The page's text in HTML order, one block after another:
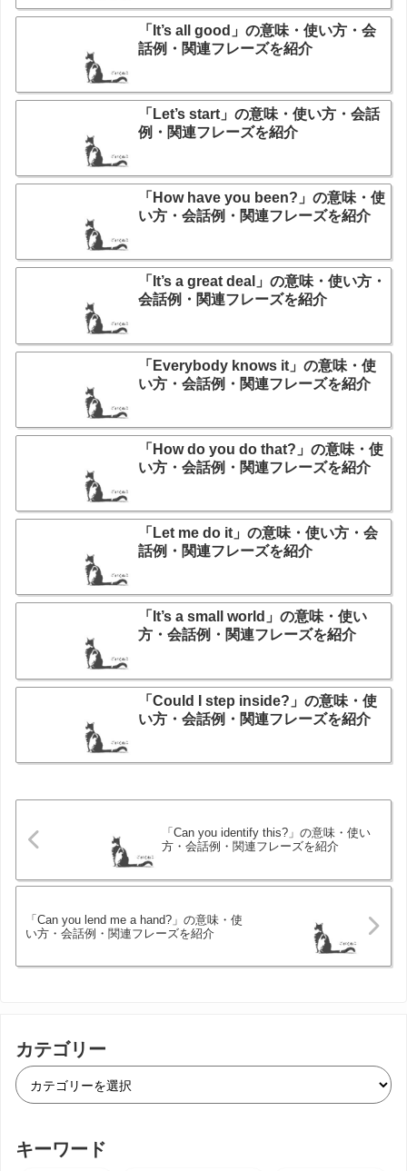
「It’s all good」の意味・使い方・会
話例・関連フレーズを紹介
「Let’s start」の意味・使い方・会話
例・関連フレーズを紹介
「How have you been?」の意味・使
い方・会話例・関連フレーズを紹介
「It’s a great deal」の意味・使い方・
会話例・関連フレーズを紹介
「Everybody knows it」の意味・使
い方・会話例・関連フレーズを紹介
「How do you do that?」の意味・使
い方・会話例・関連フレーズを紹介
「Let me do it」の意味・使い方・会
話例・関連フレーズを紹介
「It’s a small world」の意味・使い
方・会話例・関連フレーズを紹介
「Could I step inside?」の意味・使
い方・会話例・関連フレーズを紹介
「Can you identify this?」の意味・使い
方・会話例・関連フレーズを紹介
「Can you lend me a hand?」の意味・使
い方・会話例・関連フレーズを紹介
カテゴリー
キーワード